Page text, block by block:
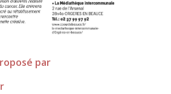
par